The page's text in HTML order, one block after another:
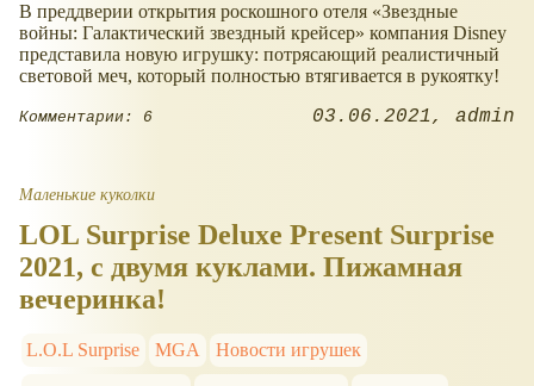
В преддверии открытия роскошного отеля
Звездные
войны: Галактический звездный крейсер
компания Disney
представила новую игрушку: потрясающий реалистичный
световой меч, который полностью втягивается в рукоятку!
Комментарии: 6 03.06.2021 admin
Маленькие куколки
LOL Surprise Deluxe Present Surprise
2021, с двумя куклами. Пижамная
вечеринка!
L.O.L Surprise MGA
Новости игрушек